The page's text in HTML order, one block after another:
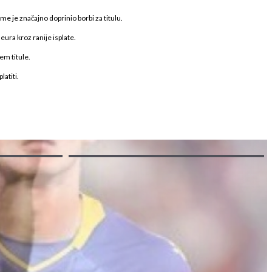
je značajno doprinio borbi za titulu.
kroz ranije isplate.
titule.